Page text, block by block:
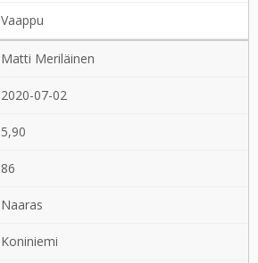
Vaappu
Matti Meriläinen
2020-07-02
5,90
86
Naaras
Koniniemi